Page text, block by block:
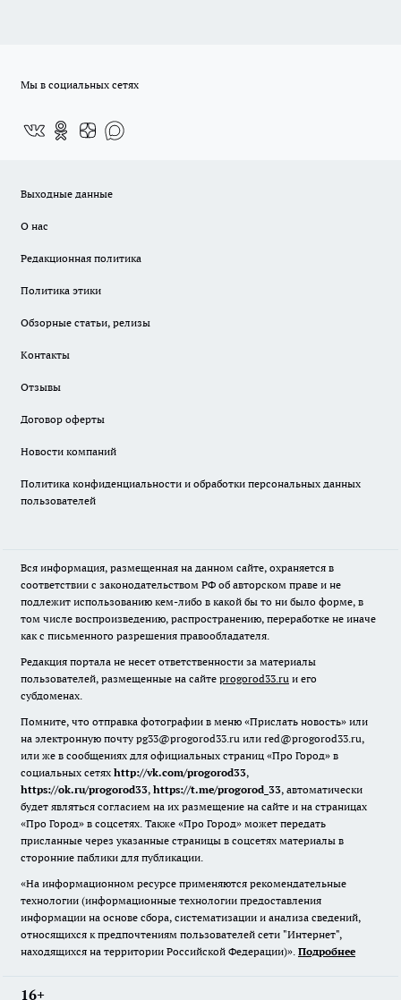
Мы в социальных сетях
Выходные данные
О нас
Редакционная политика
Политика этики
Обзорные статьи, релизы
Контакты
Отзывы
Договор оферты
Новости компаний
Политика конфиденциальности и обработки персональных данных
пользователей
Вся информация, размещенная на данном сайте, охраняется в
соответствии с законодательством РФ об авторском праве и не
подлежит использованию кем-либо в какой бы то ни было форме, в
том числе воспроизведению, распространению, переработке не иначе
как с письменного разрешения правообладателя.
Редакция портала не несет ответственности за материалы
пользователей, размещенные на сайте progorod33.ru и его
субдоменах.
Помните, что отправка фотографии в меню «Прислать новость» или
на электронную почту pg33@progorod33.ru или red@progorod33.ru,
или же в сообщениях для официальных страниц «Про Город» в
социальных сетях http://vk.com/progorod33,
https://ok.ru/progorod33, https://t.me/progorod_33, автоматически
будет являться согласием на их размещение на сайте и на страницах
«Про Город» в соцсетях. Также «Про Город» может передать
присланные через указанные страницы в соцсетях материалы в
сторонние паблики для публикации.
«На информационном ресурсе применяются рекомендательные
технологии (информационные технологии предоставления
информации на основе сбора, систематизации и анализа сведений,
относящихся к предпочтениям пользователей сети "Интернет",
находящихся на территории Российской Федерации)». Подробнее
16+